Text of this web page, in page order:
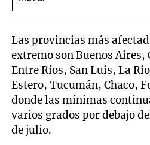
Las provincias más
extremo son Buenos Aires,
Entre Ríos, San Luis, La
Estero, Tucumán, Chaco,
donde las mínimas
varios grados por debajo
de julio.